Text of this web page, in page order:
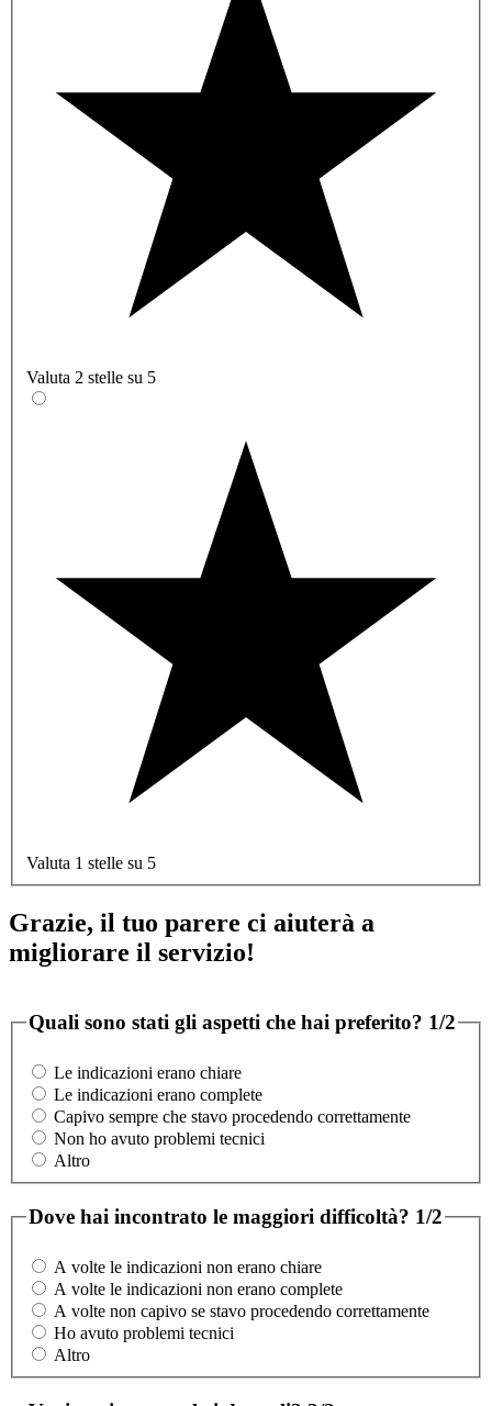
Valuta 2 stelle su 5
Valuta 1 stelle su 5
Grazie, il tuo parere ci aiuterà a
migliorare il servizio!
Quali sono stati gli aspetti che hai preferito? 1/2
Le indicazioni erano chiare
Le indicazioni erano complete
Capivo sempre che stavo procedendo correttamente
Non ho avuto problemi tecnici
Altro
Dove hai incontrato le maggiori difficoltà? 1/2
A volte le indicazioni non erano chiare
A volte le indicazioni non erano complete
A volte non capivo se stavo procedendo correttamente
Ho avuto problemi tecnici
Altro